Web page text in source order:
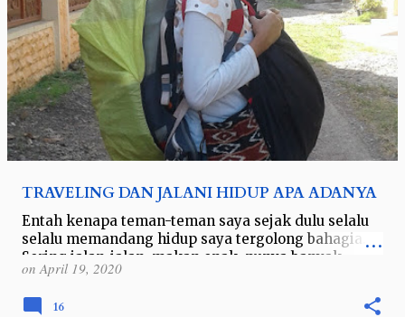
TRAVELING DAN JALANI HIDUP APA ADANYA
Entah kenapa teman-teman saya sejak dulu selalu
selalu memandang hidup saya tergolong bahagia.
Sering jalan-jalan, makan enak, punya banyak
teman di mana-mana, punya banyak uang (…
onApril 19, 2020
16